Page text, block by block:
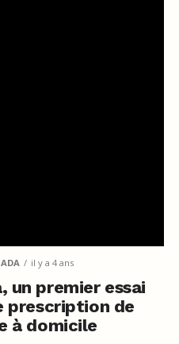
il y a 4 ans
un premier essai
prescription de
à domicile